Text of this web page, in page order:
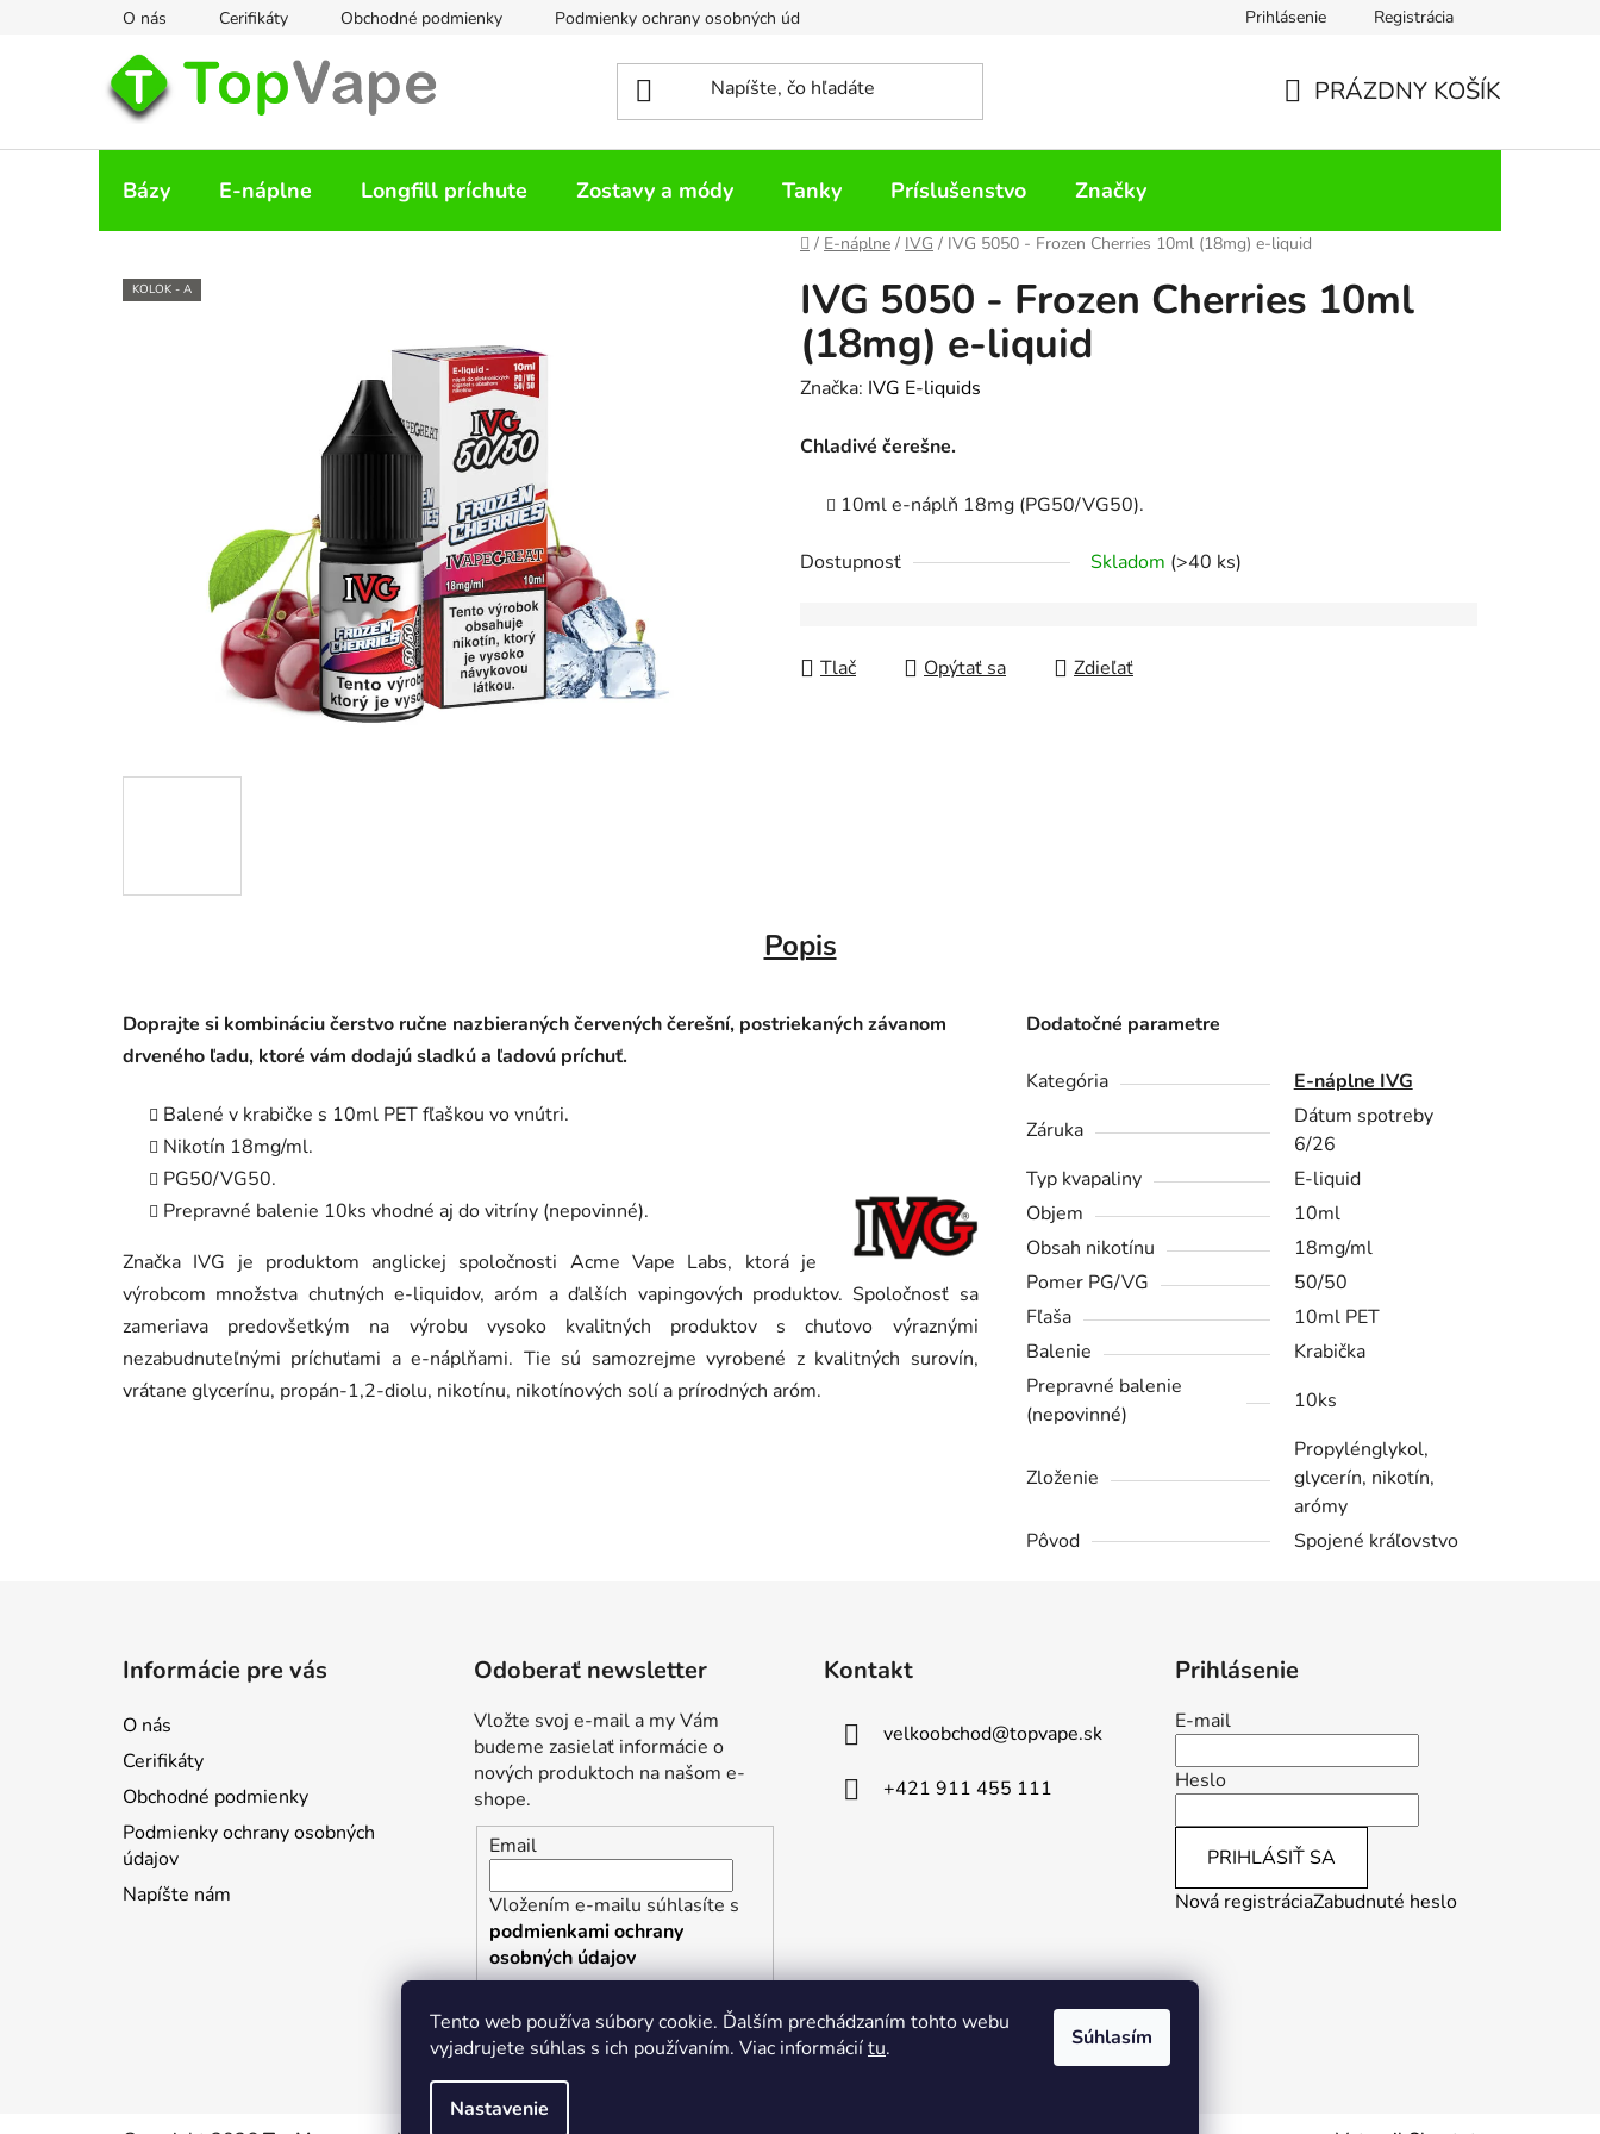
Tento web používa súbory cookie. Ďalším prechádzaním tohto webu
vyjadrujete súhlas s ich používaním. Viac informáciítu.
Nastavenie
Súhlasím
O nás Cerifikáty Obchodné podmienky Podmienky ochrany osobných údajov Prihlásenie Registrácia
PRÁZDNY KOŠÍK
Bázy E-náplne Longfill príchute Zostavy a módy Tanky Príslušenstvo Značky
Domov
/ E-náplne / IVG / IVG 5050 - Frozen Cherries 10ml (18mg) e-liquid
IVG 5050 - Frozen Cherries 10ml
(18mg) e-liquid
Značka: IVG E-liquids
Chladivé čerešne.
10ml e-náplň 18mg (PG50/VG50).
Dostupnosť Skladom (>40 ks)
Tlač Opýtať sa Zdieľať
KOLOK - A
Popis
Doprajte si kombináciu čerstvo ručne nazbieraných červených čerešní, postriekaných závanom
drveného ľadu, ktoré vám dodajú sladkú a ľadovú príchuť.
Balené v krabičke s 10ml PET fľaškou vo vnútri.
Nikotín 18mg/ml.
PG50/VG50.
Prepravné balenie 10ks vhodné aj do vitríny (nepovinné).
Značka IVG je produktom anglickej spoločnosti Acme Vape Labs, ktorá je
výrobcom množstva chutných e-liquidov, aróm a ďalších vapingových produktov. Spoločnosť sa
zameriava predovšetkým na výrobu vysoko kvalitných produktov s chuťovo výraznými
nezabudnuteľnými príchuťami a e-náplňami. Tie sú samozrejme vyrobené z kvalitných surovín,
vrátane glycerínu, propán-1,2-diolu, nikotínu, nikotínových solí a prírodných aróm.
Dodatočné parametre
Kategória
E-náplne IVG
Záruka
Dátum spotreby
6/26
Typ kvapaliny
E-liquid
Objem
10ml
Obsah nikotínu
18mg/ml
Pomer PG/VG
50/50
Fľaša
10ml PET
Balenie
Krabička
Prepravné balenie
(nepovinné)
10ks
Zloženie
Propylénglykol,
glycerín, nikotín,
arómy
Pôvod
Spojené kráľovstvo
Informácie pre vás
O nás
Cerifikáty
Obchodné podmienky
Podmienky ochrany osobných
údajov
Napíšte nám
Odoberať newsletter
Vložte svoj e-mail a my Vám
budeme zasielať informácie o
nových produktoch na našom e-
shope.
Email
Vložením e-mailu súhlasíte s
podmienkami ochrany
osobných údajov
PRIHLÁSIŤ SA
Kontakt
velkoobchod@topvape.sk
+421 911 455 111
Prihlásenie
E-mail
Heslo
PRIHLÁSIŤ SA
Nová registráciaZabudnuté heslo